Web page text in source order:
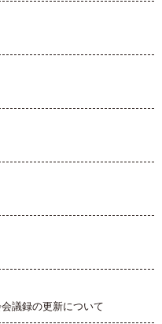
議録の更新について